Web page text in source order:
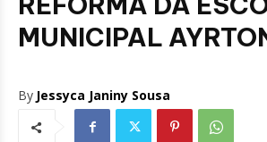
MUNICIPAL
By Jessyca Janiny Sousa